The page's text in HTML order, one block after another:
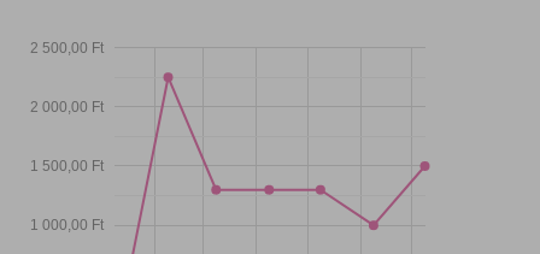
1 000,00 Ft
1 500,00 Ft
2 000,00 Ft
2 500,00 Ft